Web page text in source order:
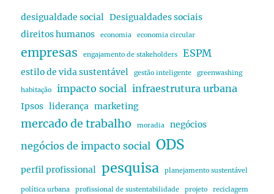
desigualdade social Desigualdades sociais
direitos humanos
economia economia circular
empresas engajamento de stakeholders ESPM
estilo de vida sustentável gestão inteligente greenwashing
habitação impacto social infraestrutura urbana
Ipsos liderança marketing
mercado de trabalho moradia negócios
negócios de impacto social ODS
perfil profissional pesquisa planejamento sustentável
política urbana profissional de sustentabilidade projeto reciclagem